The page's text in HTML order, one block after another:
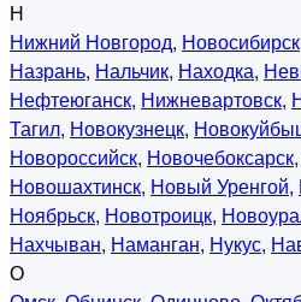
Н
Нижний Новгород, Новосибирск
Назрань, Нальчик, Находка,
Нефтеюганск, Нижневартовск,
Тагил, Новокузнецк,
Новороссийск, Новочебоксарск,
Новошахтинск, Новый Уренгой,
Ноябрьск, Новотроицк,
Нахчыван, Наманган, Нукус,
О